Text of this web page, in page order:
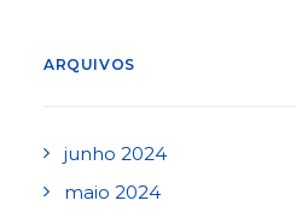
ARQUIVOS
junho 2024
maio 2024